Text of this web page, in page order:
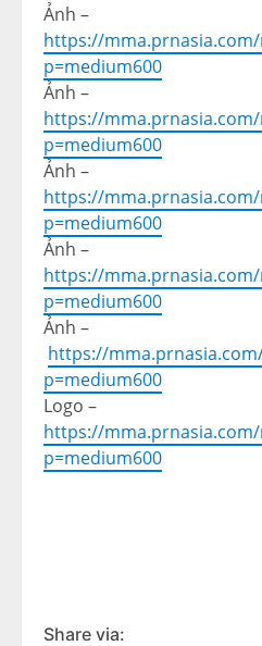
Ảnh –
https://mma.prnasia.com/
p=medium600
Ảnh –
https://mma.prnasia.com/
p=medium600
Ảnh –
https://mma.prnasia.com/
p=medium600
Ảnh –
https://mma.prnasia.com/
p=medium600
Ảnh –
https://
p=medium600
Logo –
https://mma.prnasia.com/
p=medium600
Share via: